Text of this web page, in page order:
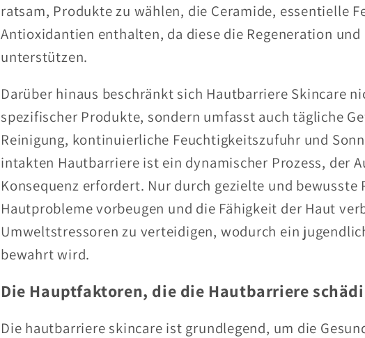
ratsam, Produkte zu wählen, die Ceramide, essentielle
Antioxidantien enthalten, da diese die Regeneration und
unterstützen.
Darüber hinaus beschränkt sich Hautbarriere Skincare
spezifischer Produkte, sondern umfasst auch tägliche
Reinigung, kontinuierliche Feuchtigkeitszufuhr und
intakten Hautbarriere ist ein dynamischer Prozess, der
Konsequenz erfordert. Nur durch gezielte und bewusste
Hautprobleme vorbeugen und die Fähigkeit der Haut
Umweltstressoren zu verteidigen, wodurch ein
bewahrt wird.
Die Hauptfaktoren, die die Hautbarriere
Die hautbarriere skincare ist grundlegend, um die